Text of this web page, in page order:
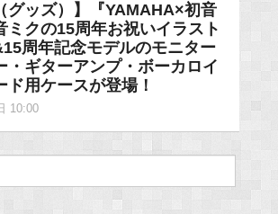
グッズ）】『YAMAHA×初音
ミクの15周年お祝いイラスト
周年記念モデルのモニター
・ギターアンプ・ボーカロイ
ド用ケースが登場！
10:00